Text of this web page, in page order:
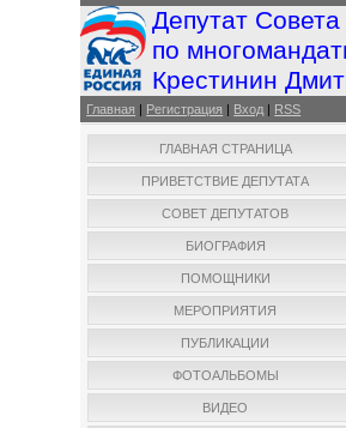
Депутат
по
Крестинин
Главная | Регистрация | Вход | RSS
ГЛАВНАЯ СТРАНИЦА
ПРИВЕТСТВИЕ ДЕПУТАТА
СОВЕТ ДЕПУТАТОВ
БИОГРАФИЯ
ПОМОЩНИКИ
МЕРОПРИЯТИЯ
ПУБЛИКАЦИИ
ФОТОАЛЬБОМЫ
ВИДЕО